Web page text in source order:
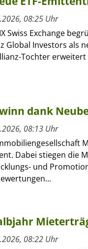
08:25 Uhr
Swiss Exchange
Global Investors als
Tochter
dank
08:13 Uhr
Dabei stiegen die
und
08:22 Uhr